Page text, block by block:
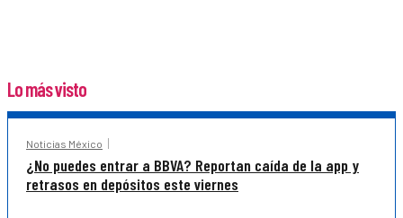
Lo más visto
Noticias México
¿No puedes entrar a BBVA? Reportan caída de la app y
retrasos en depósitos este viernes